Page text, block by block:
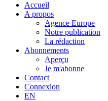
Accueil
A propos
Agence Europe
Notre publication
La rédaction
Abonnements
Aperçu
Je m'abonne
Contact
Connexion
EN